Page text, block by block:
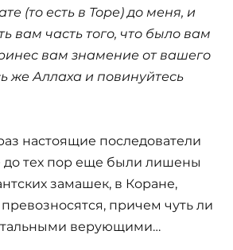
(то есть в Торе) до меня, и
вам часть того, что было вам
вам знамение от вашего
же Аллаха и повинуйтесь
настоящие последователи
до тех пор еще были лишены
замашек, в Коране,
причем чуть ли
верующими…